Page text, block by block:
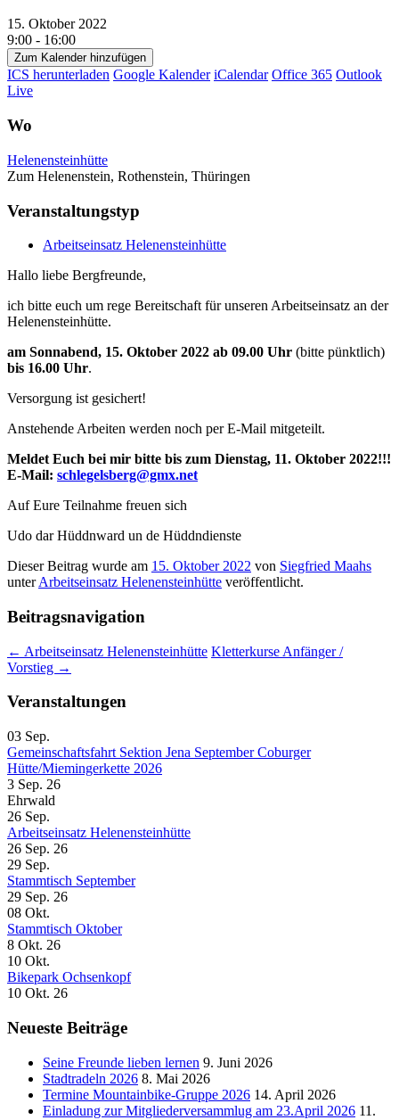
15. Oktober 2022
9:00 - 16:00
Zum Kalender hinzufügen
ICS herunterladen Google Kalender iCalendar Office 365 Outlook
Live
Wo
Helenensteinhütte
Zum Helenenstein, Rothenstein, Thüringen
Veranstaltungstyp
Arbeitseinsatz Helenensteinhütte
Hallo liebe Bergfreunde,
ich bitte euch um rege Bereitschaft für unseren Arbeitseinsatz an der
Helenensteinhütte.
am Sonnabend, 15. Oktober 2022 ab 09.00 Uhr (bitte pünktlich)
bis 16.00 Uhr.
Versorgung ist gesichert!
Anstehende Arbeiten werden noch per E-Mail mitgeteilt.
Meldet Euch bei mir bitte bis zum Dienstag, 11. Oktober 2022!!!
E-Mail: schlegelsberg@gmx.net
Auf Eure Teilnahme freuen sich
Udo dar Hüddnward un de Hüddndienste
Dieser Beitrag wurde am 15. Oktober 2022 von Siegfried Maahs
unterArbeitseinsatz Helenensteinhütte veröffentlicht.
Beitragsnavigation
← Arbeitseinsatz Helenensteinhütte Kletterkurse Anfänger /
Vorstieg →
Veranstaltungen
03 Sep.
Gemeinschaftsfahrt Sektion Jena September Coburger
Hütte/Miemingerkette 2026
3 Sep. 26
Ehrwald
26 Sep.
Arbeitseinsatz Helenensteinhütte
26 Sep. 26
29 Sep.
Stammtisch September
29 Sep. 26
08 Okt.
Stammtisch Oktober
8 Okt. 26
10 Okt.
Bikepark Ochsenkopf
10 Okt. 26
Neueste Beiträge
Seine Freunde lieben lernen 9. Juni 2026
Stadtradeln 2026 8. Mai 2026
Termine Mountainbike-Gruppe 2026 14. April 2026
Einladung zur Mitgliederversammlug am 23.April 2026 11.